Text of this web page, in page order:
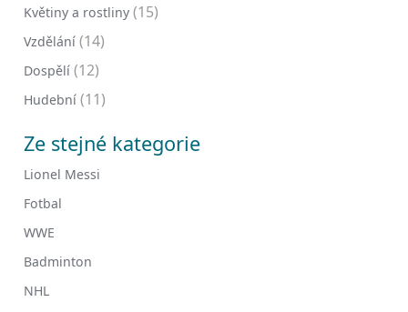
Květiny a rostliny (15)
Vzdělání (14)
Dospělí (12)
Hudební (11)
Ze stejné kategorie
Lionel Messi
Fotbal
WWE
Badminton
NHL